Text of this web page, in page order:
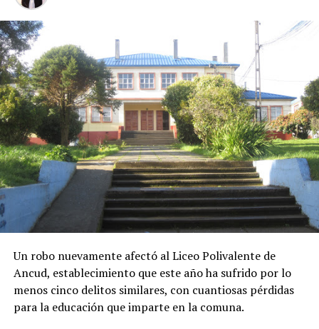
Un robo nuevamente afectó al Liceo Polivalente de
Ancud, establecimiento que este año ha sufrido por lo
menos cinco delitos similares, con cuantiosas pérdidas
para la educación que imparte en la comuna.